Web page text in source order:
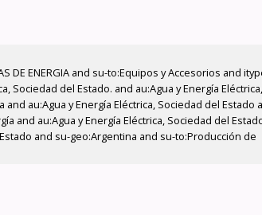
ENERGIA and su-to:Equipos y Accesorios and
Sociedad del Estado. and au:Agua y Energía Eléctrica,
au:Agua y Energía Eléctrica, Sociedad del Estado
and au:Agua y Energía Eléctrica, Sociedad del
and su-geo:Argentina and su-to:Producción de